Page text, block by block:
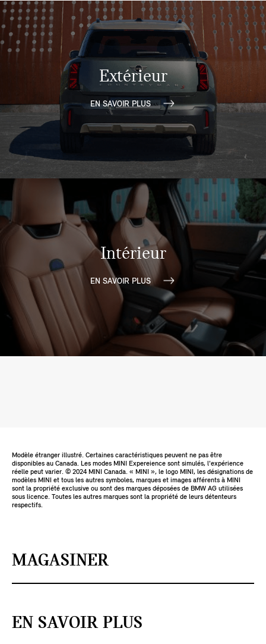
Extérieur
EN SAVOIR PLUS
Intérieur
EN SAVOIR PLUS
Modèle étranger illustré. Certaines caractéristiques peuvent ne pas être
disponibles au Canada. Les modes MINI Expereience sont simulés, l'expérience
réelle peut varier. ©️ 2024 MINI Canada. « MINI », le logo MINI, les désignations de
modèles MINI et tous les autres symboles, marques et images afférents à MINI
sont la propriété exclusive ou sont des marques déposées de BMW AG utilisées
sous licence. Toutes les autres marques sont la propriété de leurs détenteurs
respectifs.
MAGASINER
EN SAVOIR PLUS